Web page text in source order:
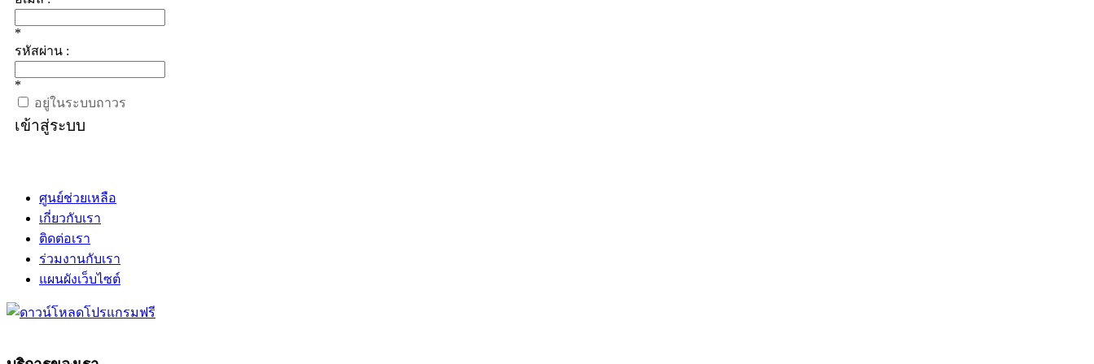
*
รหัสผ่าน :
*
อยู่ในระบบถาวร
เข้าสู่ระบบ
ศูนย์ช่วยเหลือ
เกี่ยวกับเรา
ติดต่อเรา
ร่วมงานกับเรา
แผนผังเว็บไซต์